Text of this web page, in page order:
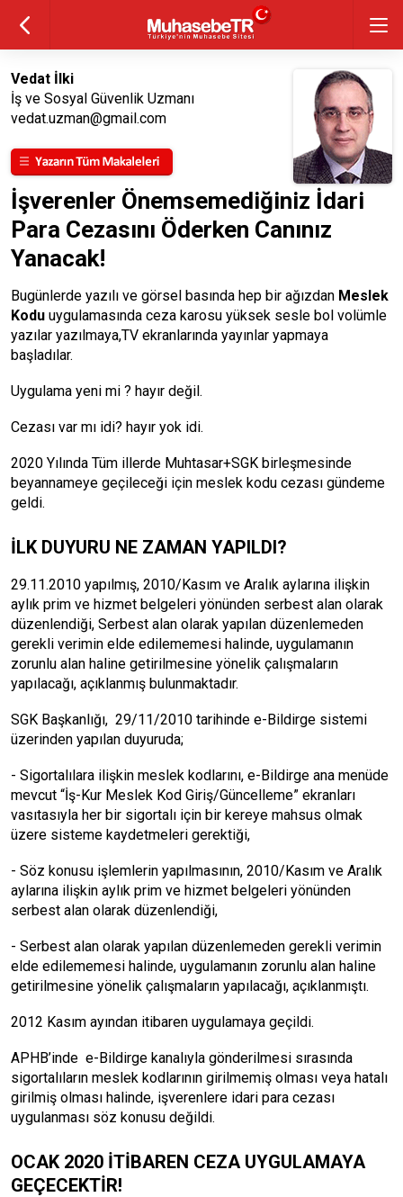
Vedat İlki
İş ve Sosyal Güvenlik Uzmanı
vedat.uzman@gmail.com
İşverenler Önemsemediğiniz İdari
Para Cezasını Öderken Canınız
Yanacak!
Bugünlerde yazılı ve görsel basında hep bir ağızdan Meslek
Kodu uygulamasında ceza karosu yüksek sesle bol volümle
yazılar yazılmaya,TV ekranlarında yayınlar yapmaya
başladılar.
Uygulama yeni mi ? hayır değil.
Cezası var mı idi? hayır yok idi.
2020 Yılında Tüm illerde Muhtasar+SGK birleşmesinde
beyannameye geçileceği için meslek kodu cezası gündeme
geldi.
İLK DUYURU NE ZAMAN YAPILDI?
29.11.2010 yapılmış, 2010/Kasım ve Aralık aylarına ilişkin
aylık prim ve hizmet belgeleri yönünden serbest alan olarak
düzenlendiği, Serbest alan olarak yapılan düzenlemeden
gerekli verimin elde edilememesi halinde, uygulamanın
zorunlu alan haline getirilmesine yönelik çalışmaların
yapılacağı, açıklanmış bulunmaktadır.
SGK Başkanlığı, 29/11/2010 tarihinde e-Bildirge sistemi
üzerinden yapılan duyuruda;
- Sigortalılara ilişkin meslek kodlarını, e-Bildirge ana menüde
mevcut “İş-Kur Meslek Kod Giriş/Güncelleme” ekranları
vasıtasıyla her bir sigortalı için bir kereye mahsus olmak
üzere sisteme kaydetmeleri gerektiği,
- Söz konusu işlemlerin yapılmasının, 2010/Kasım ve Aralık
aylarına ilişkin aylık prim ve hizmet belgeleri yönünden
serbest alan olarak düzenlendiği,
- Serbest alan olarak yapılan düzenlemeden gerekli verimin
elde edilememesi halinde, uygulamanın zorunlu alan haline
getirilmesine yönelik çalışmaların yapılacağı, açıklanmıştı.
2012 Kasım ayından itibaren uygulamaya geçildi.
APHB’inde e-Bildirge kanalıyla gönderilmesi sırasında
sigortalıların meslek kodlarının girilmemiş olması veya hatalı
girilmiş olması halinde, işverenlere idari para cezası
uygulanması söz konusu değildi.
OCAK 2020 İTİBAREN CEZA UYGULAMAYA
GEÇECEKTİR!